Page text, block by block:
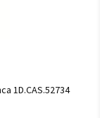
1D.CAS.52734